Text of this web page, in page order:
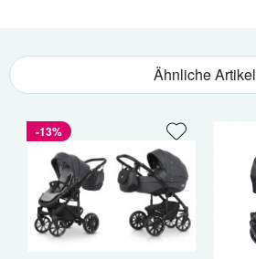
Ähnliche Artikel
-13%